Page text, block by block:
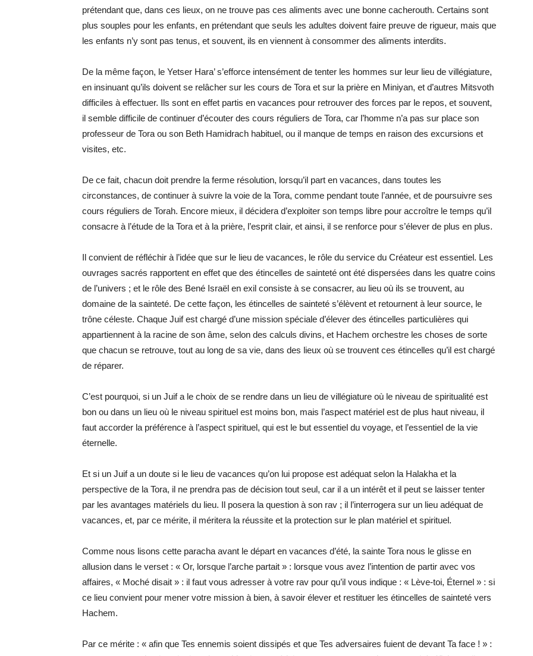
prétendant que, dans ces lieux, on ne trouve pas ces aliments avec une bonne cacherouth. Certains sont
plus souples pour les enfants, en prétendant que seuls les adultes doivent faire preuve de rigueur, mais que
les enfants n’y sont pas tenus, et souvent, ils en viennent à consommer des aliments interdits.
De la même façon, le Yetser Hara’ s’efforce intensément de tenter les hommes sur leur lieu de villégiature,
en insinuant qu’ils doivent se relâcher sur les cours de Tora et sur la prière en Miniyan, et d’autres Mitsvoth
difficiles à effectuer. Ils sont en effet partis en vacances pour retrouver des forces par le repos, et souvent,
il semble difficile de continuer d’écouter des cours réguliers de Tora, car l’homme n’a pas sur place son
professeur de Tora ou son Beth Hamidrach habituel, ou il manque de temps en raison des excursions et
visites, etc.
De ce fait, chacun doit prendre la ferme résolution, lorsqu’il part en vacances, dans toutes les
circonstances, de continuer à suivre la voie de la Tora, comme pendant toute l’année, et de poursuivre ses
cours réguliers de Torah. Encore mieux, il décidera d’exploiter son temps libre pour accroître le temps qu’il
consacre à l’étude de la Tora et à la prière, l’esprit clair, et ainsi, il se renforce pour s’élever de plus en plus.
Il convient de réfléchir à l’idée que sur le lieu de vacances, le rôle du service du Créateur est essentiel. Les
ouvrages sacrés rapportent en effet que des étincelles de sainteté ont été dispersées dans les quatre coins
de l’univers ; et le rôle des Bené Israël en exil consiste à se consacrer, au lieu où ils se trouvent, au
domaine de la sainteté. De cette façon, les étincelles de sainteté s’élèvent et retournent à leur source, le
trône céleste. Chaque Juif est chargé d’une mission spéciale d’élever des étincelles particulières qui
appartiennent à la racine de son âme, selon des calculs divins, et Hachem orchestre les choses de sorte
que chacun se retrouve, tout au long de sa vie, dans des lieux où se trouvent ces étincelles qu’il est chargé
de réparer.
C’est pourquoi, si un Juif a le choix de se rendre dans un lieu de villégiature où le niveau de spiritualité est
bon ou dans un lieu où le niveau spirituel est moins bon, mais l’aspect matériel est de plus haut niveau, il
faut accorder la préférence à l’aspect spirituel, qui est le but essentiel du voyage, et l’essentiel de la vie
éternelle.
Et si un Juif a un doute si le lieu de vacances qu’on lui propose est adéquat selon la Halakha et la
perspective de la Tora, il ne prendra pas de décision tout seul, car il a un intérêt et il peut se laisser tenter
par les avantages matériels du lieu. Il posera la question à son rav ; il l’interrogera sur un lieu adéquat de
vacances, et, par ce mérite, il méritera la réussite et la protection sur le plan matériel et spirituel.
Comme nous lisons cette paracha avant le départ en vacances d’été, la sainte Tora nous le glisse en
allusion dans le verset : « Or, lorsque l’arche partait » : lorsque vous avez l’intention de partir avec vos
affaires, « Moché disait » : il faut vous adresser à votre rav pour qu’il vous indique : « Lève-toi, Éternel » : si
ce lieu convient pour mener votre mission à bien, à savoir élever et restituer les étincelles de sainteté vers
Hachem.
Par ce mérite : « afin que Tes ennemis soient dissipés et que Tes adversaires fuient de devant Ta face ! » :